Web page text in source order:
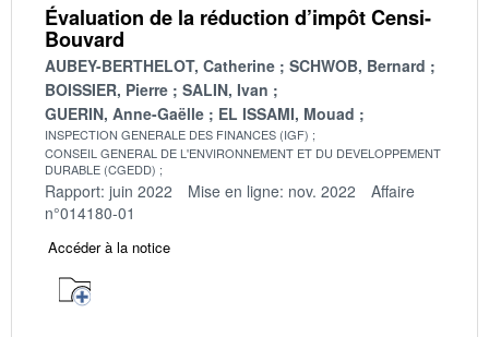
Évaluation de la réduction d’impôt Censi-
Bouvard
AUBEY-BERTHELOT, Catherine
SCHWOB, Bernard
BOISSIER, Pierre
SALIN, Ivan
GUERIN, Anne-Gaëlle
EL ISSAMI, Mouad
INSPECTION GENERALE DES FINANCES (IGF)
CONSEIL GENERAL DE L'ENVIRONNEMENT ET DU DEVELOPPEMENT
DURABLE (CGEDD)
Rapport: juin 2022 Mise en ligne: nov. 2022
Affaire
n°014180-01
Accéder à la notice